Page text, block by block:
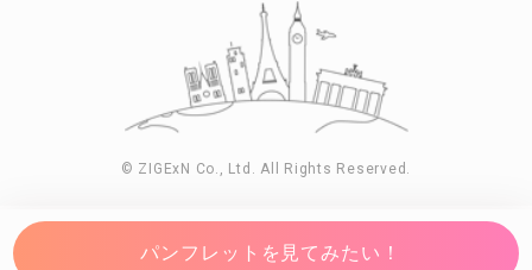
パンフレットを見てみたい！
© ZIGExN Co., Ltd. All Rights Reserved.